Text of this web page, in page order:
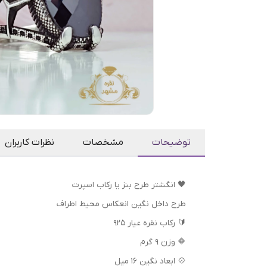
توضیحات مشخصات نظرات کاربران
🖤 انگشتر طرح بنز یا رکاب اسپرت
طرح داخل نگین انعکاس محیط اطراف
🔰 رکاب نقره عیار ۹۲۵
🔶 وزن ۹ گرم
💠 ابعاد نگین ۱۶ میل